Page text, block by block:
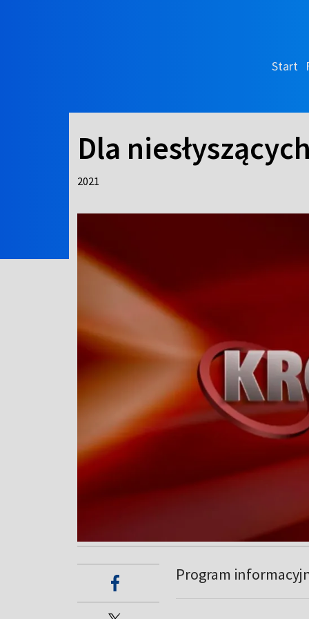
Start
Dla
2021
Program